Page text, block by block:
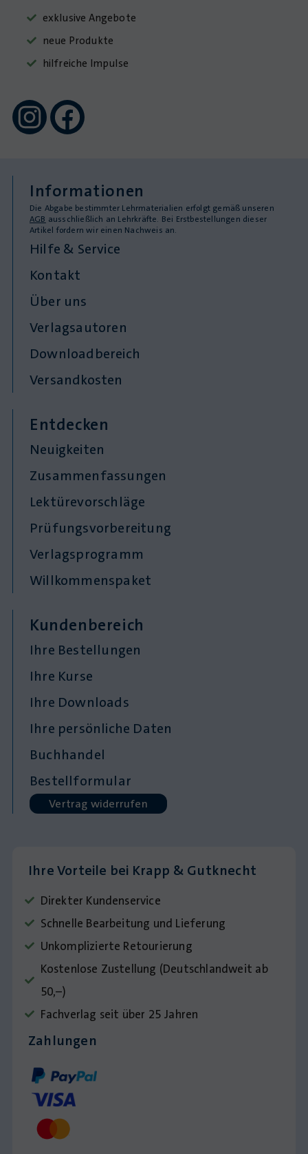
exklusive Angebote
neue Produkte
hilfreiche Impulse
Informationen
Die Abgabe bestimmter Lehrmaterialien erfolgt gemäß unseren
AGB ausschließlich an Lehrkräfte. Bei Erstbestellungen dieser
Artikel fordern wir einen Nachweis an.
Hilfe & Service
Kontakt
Über uns
Verlagsautoren
Downloadbereich
Versandkosten
Entdecken
Neuigkeiten
Zusammenfassungen
Lektürevorschläge
Prüfungsvorbereitung
Verlagsprogramm
Willkommenspaket
Kundenbereich
Ihre Bestellungen
Ihre Kurse
Ihre Downloads
Ihre persönliche Daten
Buchhandel
Bestellformular
Vertrag widerrufen
Ihre Vorteile bei Krapp & Gutknecht
Direkter Kundenservice
Schnelle Bearbeitung und Lieferung
Unkomplizierte Retourierung
Kostenlose Zustellung (Deutschlandweit ab
50,–)
Fachverlag seit über 25 Jahren
Zahlungen